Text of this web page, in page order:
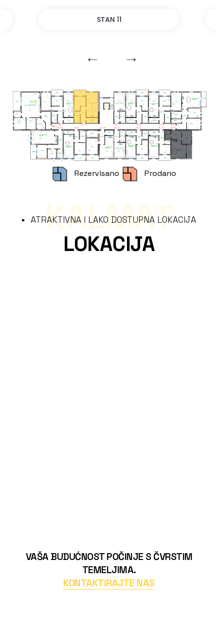
STAN 11
Rezervisano Prodano
ATRAKTIVNA I LAKO DOSTUPNA LOKACIJA
LOKACIJA
KALMAT
VAŠA BUDUĆNOST POČINJE S ČVRSTIM
TEMELJIMA.
KONTAKTIRAJTE NAS